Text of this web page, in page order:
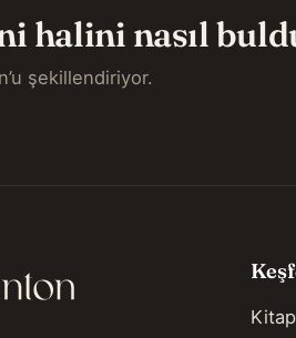
halini nasıl
şekillendiriyor.